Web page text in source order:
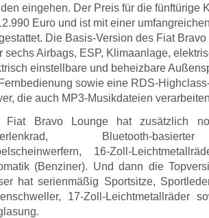
eingehen. Der Preis für die fünftürige
Euro und ist mit einer
Die Basis-Version des Fiat
sechs Airbags, ESP, Klimaanlage,
einstellbare und beheizbare
sowie eine RDS-
die auch MP3-Musikdateien
Fiat Bravo Lounge hat zusätzlich
Bluetooth-
16-Zoll-
(Benziner). Und dann die
hat serienmäßig Sportsitze,
17-Zoll-Leichtmetallräder